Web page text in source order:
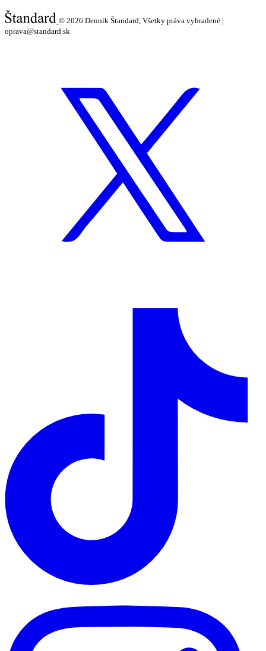
© 2026 Denník Štandard, Všetky práva vyhradené |
oprava@standard.sk